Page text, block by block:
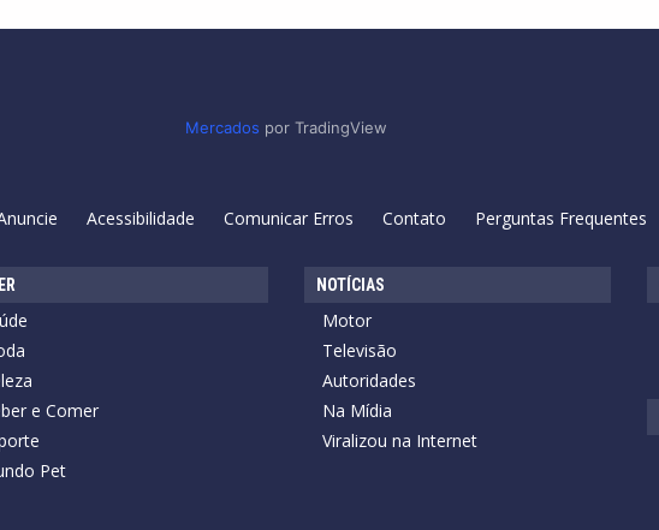
Mercados por TradingView
Acessibilidade Comunicar Erros Contato Perguntas Frequentes
e Comer
Pet
NOTÍCIAS
Motor
Televisão
Autoridades
Na Mídia
Viralizou na Internet